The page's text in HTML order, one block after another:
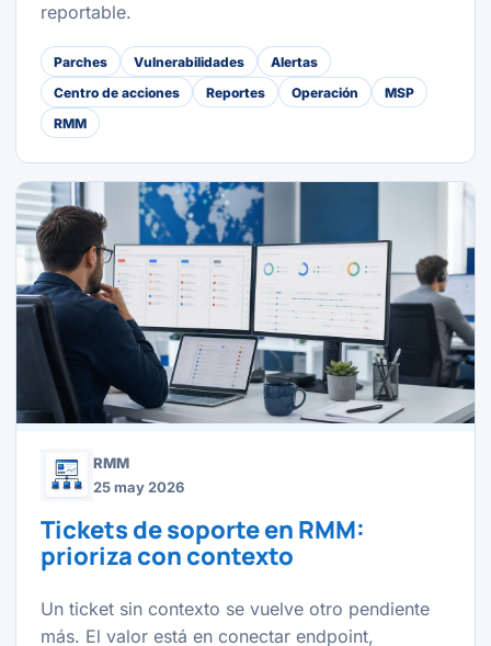
reportable.
Parches Vulnerabilidades
Alertas
Centro de acciones
Reportes Operación
MSP
RMM
RMM
25 may 2026
Tickets de soporte en RMM:
prioriza con contexto
Un ticket sin contexto se vuelve otro pendiente
más. El valor está en conectar endpoint,